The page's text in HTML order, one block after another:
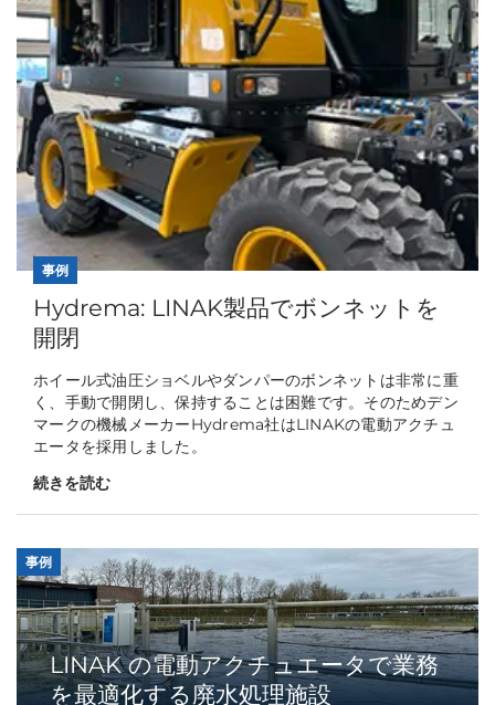
事例
Hydrema: LINAK製品でボンネットを
開閉
ホイール式油圧ショベルやダンパーのボンネットは非常に重
く、手動で開閉し、保持することは困難です。そのためデン
マークの機械メーカーHydrema社はLINAKの電動アクチュ
エータを採用しました。
続きを読む
事例
LINAK の電動アクチュエータで業務
を最適化する廃水処理施設